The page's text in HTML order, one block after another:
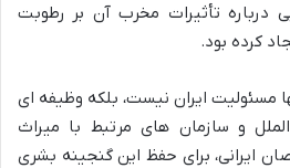
درباره تأثیرات مخرب آن بر رطوبت
کرده بود.
ایران نیست، بلکه وظیفه ای
و سازمان های مرتبط با میراث
ایرانی، برای حفظ این گنجینه بشری